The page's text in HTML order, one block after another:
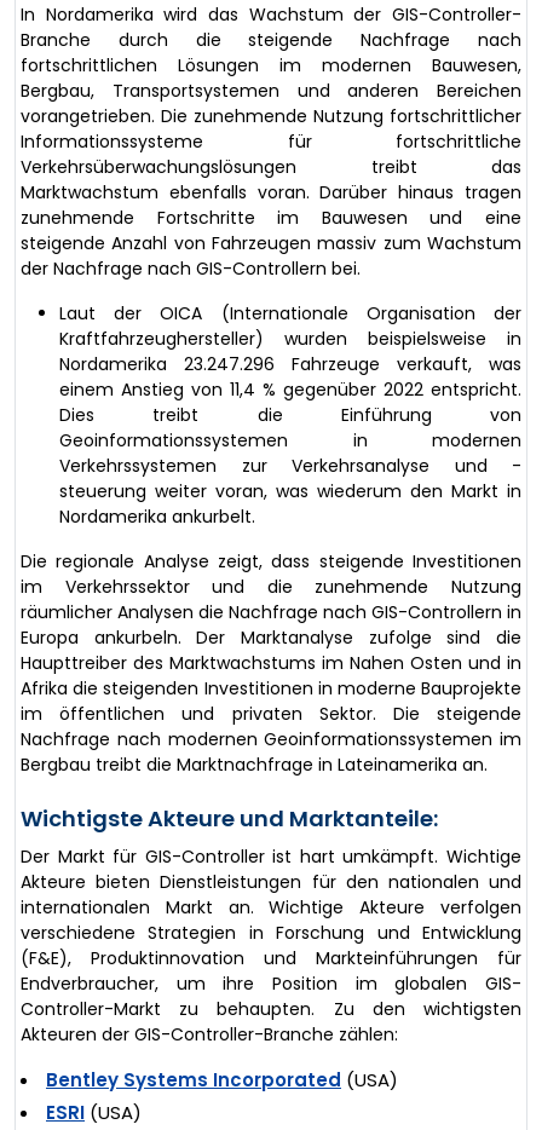
In Nordamerika wird das Wachstum der GIS-Controller-
Branche durch die steigende Nachfrage nach
fortschrittlichen Lösungen im modernen Bauwesen,
Bergbau, Transportsystemen und anderen Bereichen
vorangetrieben. Die zunehmende Nutzung fortschrittlicher
Informationssysteme für fortschrittliche
Verkehrsüberwachungslösungen treibt das
Marktwachstum ebenfalls voran. Darüber hinaus tragen
zunehmende Fortschritte im Bauwesen und eine
steigende Anzahl von Fahrzeugen massiv zum Wachstum
der Nachfrage nach GIS-Controllern bei.
Laut der OICA (Internationale Organisation der
Kraftfahrzeughersteller) wurden beispielsweise in
Nordamerika 23.247.296 Fahrzeuge verkauft, was
einem Anstieg von 11,4 % gegenüber 2022 entspricht.
Dies treibt die Einführung von
Geoinformationssystemen in modernen
Verkehrssystemen zur Verkehrsanalyse und -
steuerung weiter voran, was wiederum den Markt in
Nordamerika ankurbelt.
Die regionale Analyse zeigt, dass steigende Investitionen
im Verkehrssektor und die zunehmende Nutzung
räumlicher Analysen die Nachfrage nach GIS-Controllern in
Europa ankurbeln. Der Marktanalyse zufolge sind die
Haupttreiber des Marktwachstums im Nahen Osten und in
Afrika die steigenden Investitionen in moderne Bauprojekte
im öffentlichen und privaten Sektor. Die steigende
Nachfrage nach modernen Geoinformationssystemen im
Bergbau treibt die Marktnachfrage in Lateinamerika an.
Wichtigste Akteure und Marktanteile:
Der Markt für GIS-Controller ist hart umkämpft. Wichtige
Akteure bieten Dienstleistungen für den nationalen und
internationalen Markt an. Wichtige Akteure verfolgen
verschiedene Strategien in Forschung und Entwicklung
(F&E), Produktinnovation und Markteinführungen für
Endverbraucher, um ihre Position im globalen GIS-
Controller-Markt zu behaupten. Zu den wichtigsten
Akteuren der GIS-Controller-Branche zählen:
Bentley Systems Incorporated (USA)
ESRI (USA)